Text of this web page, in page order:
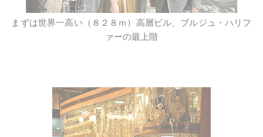
まずは世界一高い（８２８ｍ）高層ビル、ブルジュ・ハリフ
ァーの最上階